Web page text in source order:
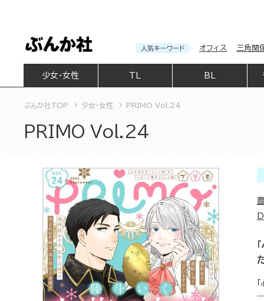
人気キーワード オフィス 三角関
少女・女性 BL
ぶんか社TOP 少女・女性 PRIMO Vol.24
PRIMO Vol.24